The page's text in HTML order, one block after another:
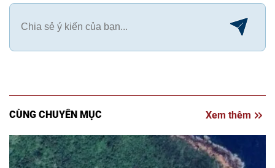
CÙNG CHUYÊN MỤC Xem thêm